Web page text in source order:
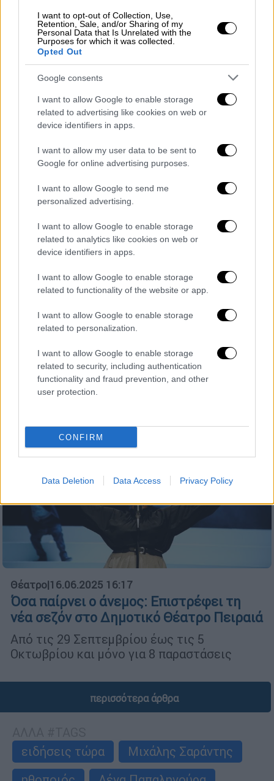
I want to opt-out of Collection, Use,
Retention, Sale, and/or Sharing of my
Personal Data that Is Unrelated with the
Purposes for which it was collected.
Opted Out
Google consents
I want to allow Google to enable storage
related to advertising like cookies on web or
device identifiers in apps.
I want to allow my user data to be sent to
Google for online advertising purposes.
I want to allow Google to send me
personalized advertising.
I want to allow Google to enable storage
related to analytics like cookies on web or
device identifiers in apps.
I want to allow Google to enable storage
related to functionality of the website or app.
I want to allow Google to enable storage
related to personalization.
I want to allow Google to enable storage
related to security, including authentication
functionality and fraud prevention, and other
user protection.
CONFIRM
Data Deletion Data Access Privacy Policy
Ο Φονιάς, έγκλημα και αθώωση: Μια
συγκλονιστική ιστορία γυναικοκτονίας
από τον Πυγμαλίωνα Δαδακαρίδη
Με πρωταγωνιστή τον Μιχάλη Σαράντη
Θέατρο|30.08.2025 21:15
Εξώφυλλο σε αμερικανικό περιοδικό
γίνεται το ελληνικό «Όσα Παίρνει ο
Διεθνής διάκριση για το Ελληνικό Θέατρο
Θέατρο|16.06.2025 16:17
Όσα παίρνει ο άνεμος: Επιστρέφει τη
νέα σεζόν στο Δημοτικό Θέατρο Πειραιά
Από τις 29 Σεπτεμβρίου έως τις 5
Οκτωβρίου και μόνο για 8 παραστάσεις
περισσότερα άρθρα
ειδήσεις τώρα
Μιχάλης Σαράντης